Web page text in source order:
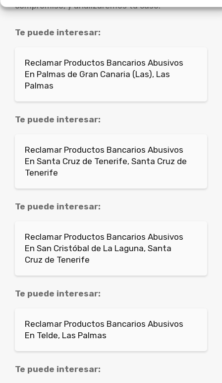
compromiso, y analizaremos tu caso.
Te puede interesar:
Reclamar Productos Bancarios Abusivos
En Palmas de Gran Canaria (Las), Las
Palmas
Te puede interesar:
Reclamar Productos Bancarios Abusivos
En Santa Cruz de Tenerife, Santa Cruz de
Tenerife
Te puede interesar:
Reclamar Productos Bancarios Abusivos
En San Cristóbal de La Laguna, Santa
Cruz de Tenerife
Te puede interesar:
Reclamar Productos Bancarios Abusivos
En Telde, Las Palmas
Te puede interesar: